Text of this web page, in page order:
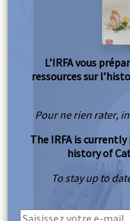
L’IRFA vous
ressources sur
Pour ne rien rater,
The IRFA is
history of
To stay up to